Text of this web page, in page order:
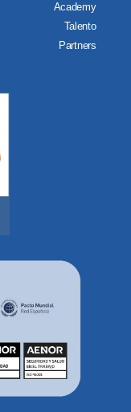
Academy
Talento
Partners